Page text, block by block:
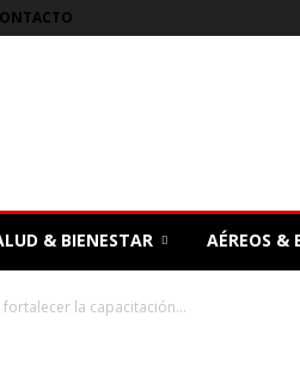
& BIENESTAR AÉREOS &
fortalecer la capacitación...